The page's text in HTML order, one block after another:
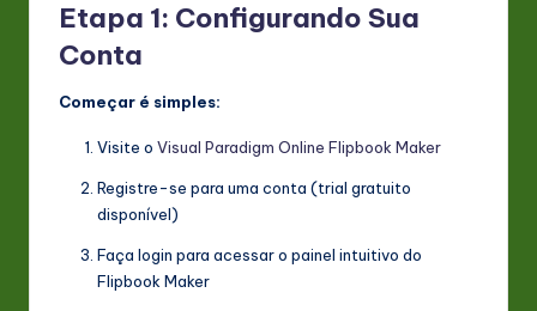
Etapa 1: Configurando Sua
Conta
Começar é simples:
Visite o Visual Paradigm Online Flipbook Maker
Registre-se para uma conta (trial gratuito
disponível)
Faça login para acessar o painel intuitivo do
Flipbook Maker